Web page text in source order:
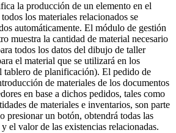
la producción de un elemento en el
los materiales relacionados se
automáticamente. El módulo de gestión
muestra la cantidad de material necesario
todos los datos del dibujo de taller
el material que se utilizará en los
tablero de planificación). El pedido de
de materiales de los documentos
en base a dichos pedidos, tales como
de materiales e inventarios, son parte
presionar un botón, obtendrá todas las
el valor de las existencias relacionadas.